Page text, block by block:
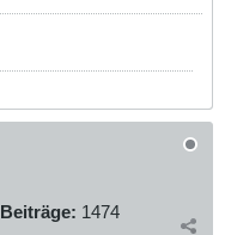
Beiträge: 1474